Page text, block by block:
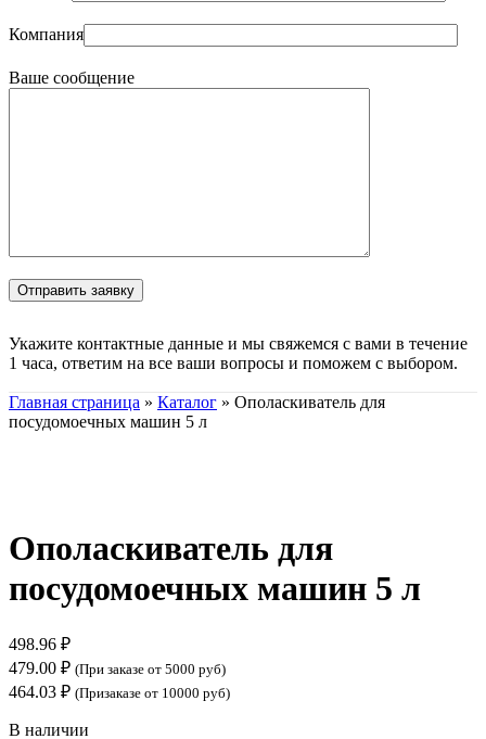
Компания
Ваше сообщение
Укажите контактные данные и мы свяжемся с вами в течение
1 часа, ответим на все ваши вопросы и поможем с выбором.
Главная страница » Каталог » Ополаскиватель для
посудомоечных машин 5 л
Ополаскиватель для
посудомоечных машин 5 л
498.96 ₽
479.00 ₽ (При заказе от 5000 руб)
464.03 ₽ (Призаказе от 10000 руб)
В наличии